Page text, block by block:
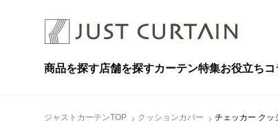
商品を探す店舗を探すカーテン特集お役立ちコ
ジャストカーテンTOP クッションカバー チェッカー クッ